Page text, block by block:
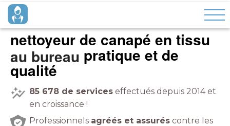
nettoyeur de canapé en tissu
pratique et de
qualité
85 678 de services effectués depuis 2014 et
en croissance !
Professionnels agréés et assurés contre les